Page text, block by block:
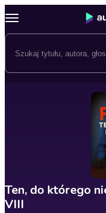
Ten, do którego
VIII